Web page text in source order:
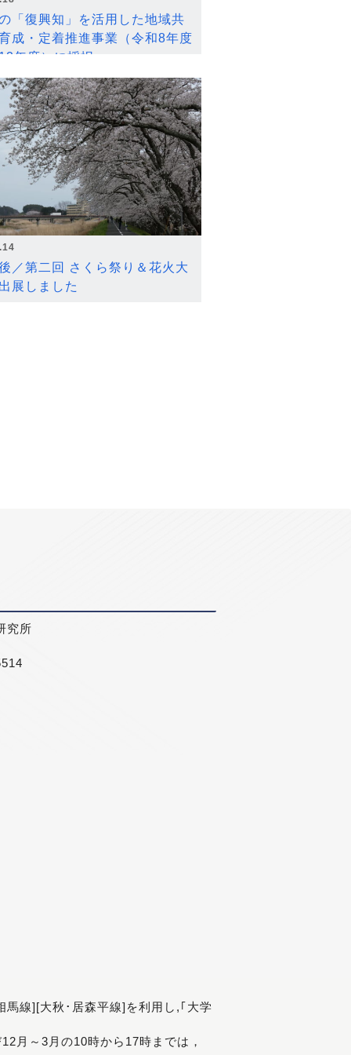
「復興知」を活用した地域共
成・定着推進事業（令和8年度
年度）に採択
／第二回 さくら祭り＆花火大
展しました
究所
線][大秋･居森平線]を利用し,｢大学
月～3月の10時から17時までは，